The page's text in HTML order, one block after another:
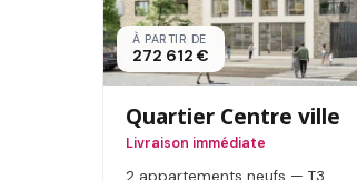
À PARTIR DE
272 612 €
Quartier Centre ville
Livraison immédiate